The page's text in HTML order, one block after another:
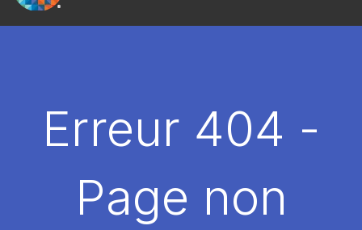
DÉMARRER
Erreur 404 -
Page non